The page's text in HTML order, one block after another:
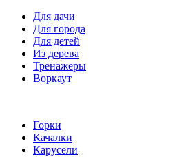
Для дачи
Для города
Для детей
Из дерева
Тренажеры
Воркаут
Горки
Качалки
Карусели